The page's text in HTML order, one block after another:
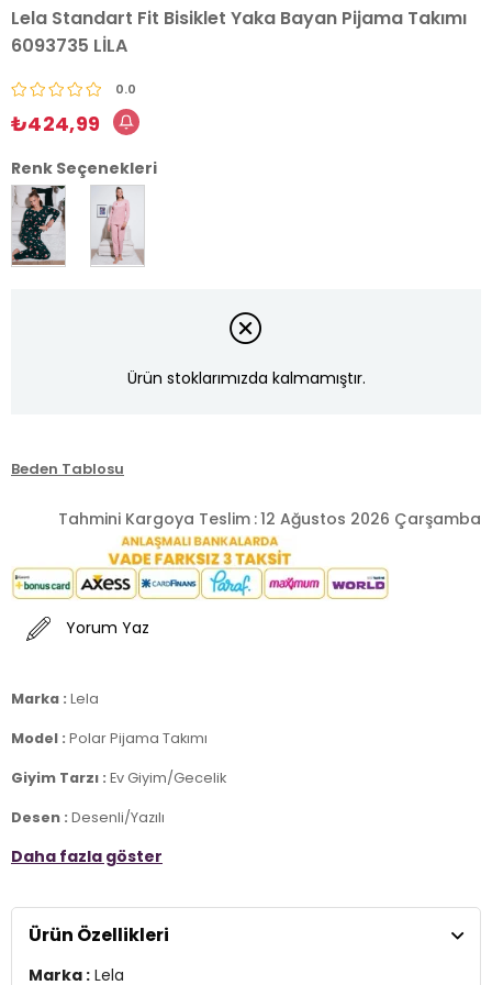
Lela Standart Fit Bisiklet Yaka Bayan Pijama Takımı
6093735 LİLA
0.0
₺424,99
Renk Seçenekleri
Ürün stoklarımızda kalmamıştır.
Beden Tablosu
Tahmini Kargoya Teslim :12 Ağustos 2026 Çarşamba
Yorum Yaz
Marka : Lela
Model : Polar Pijama Takımı
Giyim Tarzı : Ev Giyim/Gecelik
Desen : Desenli/Yazılı
Materyal :% 95 Polyester % 5 Elastan
Kol Bilgisi :Uzun Kol
Daha fazla göster
Ürün Özellikleri
Marka : Lela